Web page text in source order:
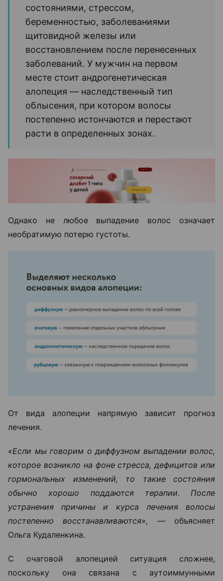
состояниями, стрессом,
беременностью, заболеваниями
щитовидной железы или
восстановлением после перенесенных
заболеваний. У мужчин на первом
месте стоит андрогенетическая
алопеция — наследственный тип
облысения, при котором волосы
постепенно истончаются и перестают
расти в определенных зонах.
Однако не любое выпадение волос означает
необратимую потерю густоты.
От вида алопеции напрямую зависит прогноз
лечения.
«Если мы говорим о диффузном выпадении волос,
которое возникло на фоне стресса, дефицитов или
гормональных изменений, то такие состояния
обычно хорошо поддаются терапии. После
устранения причины и курса лечения волосы
постепенно восстанавливаются», —объясняет
Ольга Кудаленкина.
С очаговой алопецией ситуация сложнее,
поскольку она связана с аутоиммунными